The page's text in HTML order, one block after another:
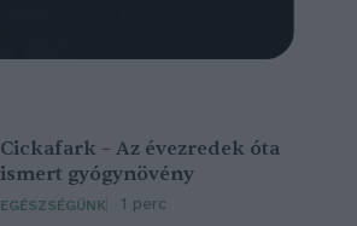
Cickafark – Az évezredek óta
ismert gyógynövény
EGÉSZSÉGÜNK 1 perc